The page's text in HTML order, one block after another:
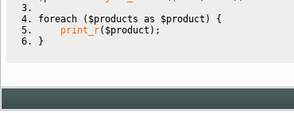
foreach
( $products as $product )
{
print_r( $product ) ;
}